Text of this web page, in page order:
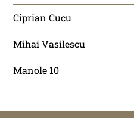
Ciprian Cucu
Mihai Vasilescu
Manole 10